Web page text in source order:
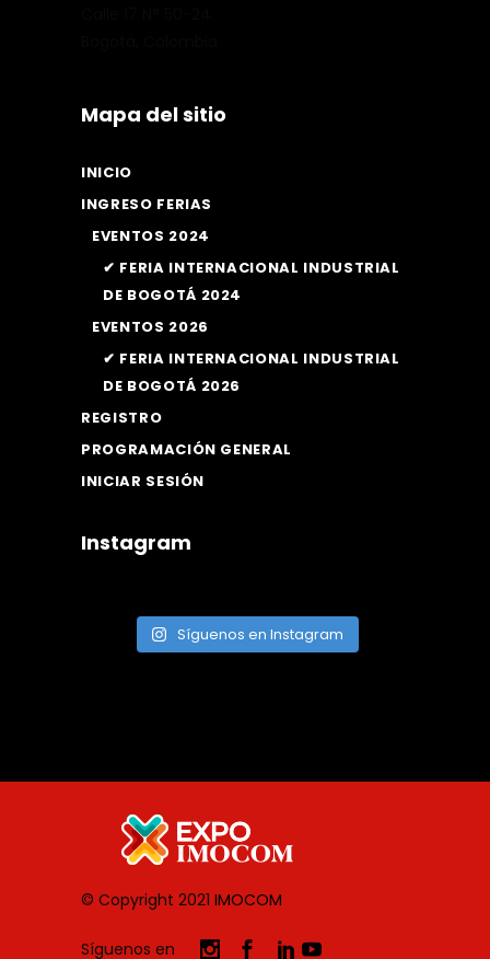
Mapa del sitio
INICIO
INGRESO FERIAS
EVENTOS 2024
✔ FERIA INTERNACIONAL INDUSTRIAL
DE BOGOTÁ 2024
EVENTOS 2026
✔ FERIA INTERNACIONAL INDUSTRIAL
DE BOGOTÁ 2026
REGISTRO
PROGRAMACIÓN GENERAL
INICIAR SESIÓN
Instagram
Síguenos en Instagram
© Copyright 2021 IMOCOM
Síguenos en